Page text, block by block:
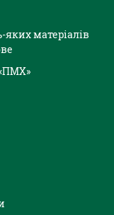
матеріалів